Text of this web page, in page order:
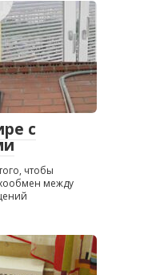
с
чтобы
между